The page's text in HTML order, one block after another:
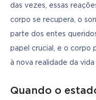
das vezes, essas
corpo se recupera, o
parte dos entes
papel crucial, e o corpo
à nova realidade da vida
Quando o